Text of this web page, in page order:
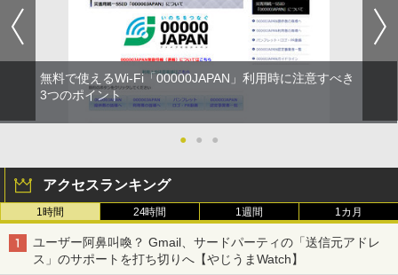
無料で使えるWi-Fi「00000JAPAN」利用時に注意すべき
3つのポイント
● ● ●
アクセスランキング
1時間 24時間 1週間 1カ月
ユーザー阿鼻叫喚？ Gmail、サードパーティの「送信元アドレ
ス」のサポートを打ち切りへ【やじうまWatch】